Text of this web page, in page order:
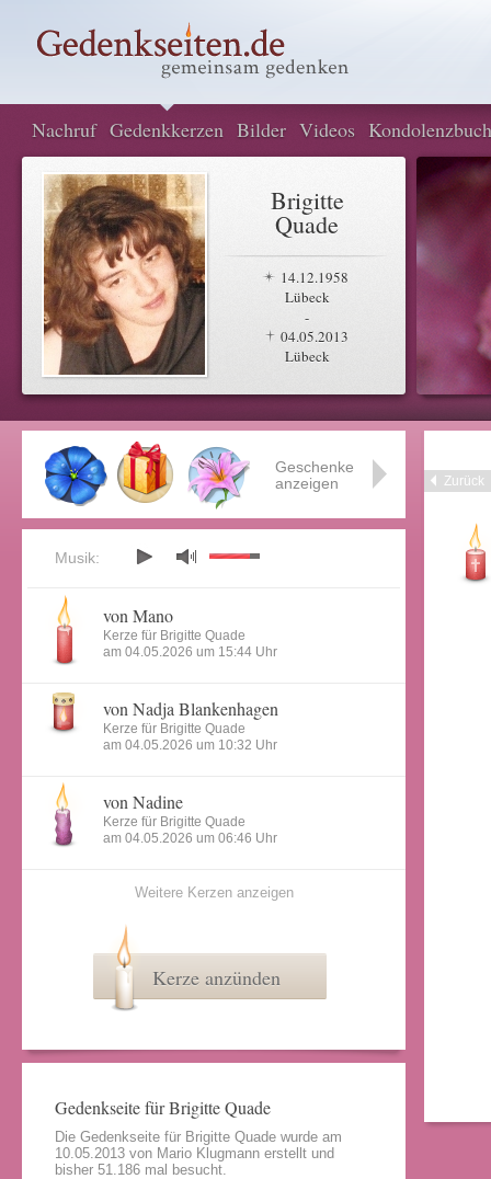
Nachruf Gedenkkerzen Bilder Videos Kondolenzbuch
Brigitte
Quade
14.12.1958
Lübeck
-
04.05.2013
Lübeck
Zurück
Geschenke
anzeigen
Musik:
von Mano
Kerze für Brigitte Quade
am 04.05.2026 um 15:44 Uhr
von Nadja Blankenhagen
Kerze für Brigitte Quade
am 04.05.2026 um 10:32 Uhr
von Nadine
Kerze für Brigitte Quade
am 04.05.2026 um 06:46 Uhr
Weitere Kerzen anzeigen
Kerze anzünden
Gedenkseite für Brigitte Quade
Die Gedenkseite für Brigitte Quade wurde am
10.05.2013 von Mario Klugmann erstellt und
bisher 51.186 mal besucht.